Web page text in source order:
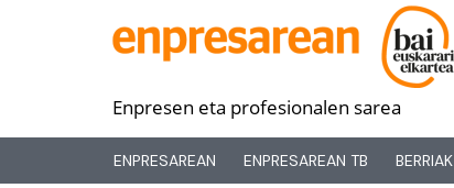
Enpresen eta profesionalen sarea
ENPRESAREAN ENPRESAREAN TB BERRIAK